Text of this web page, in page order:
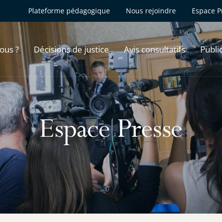
Plateforme pédagogique Nous rejoindre Espace
? Décisions de justice Avis consultatifs
Espace Presse